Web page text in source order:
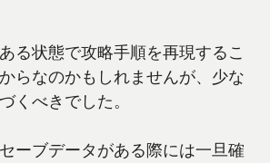
る状態で攻略手順を再現するこ
らなのかもしれませんが、少な
くべきでした。
ーブデータがある際には一旦確